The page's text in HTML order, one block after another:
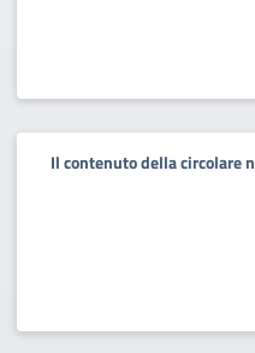
Il contenuto della circolare